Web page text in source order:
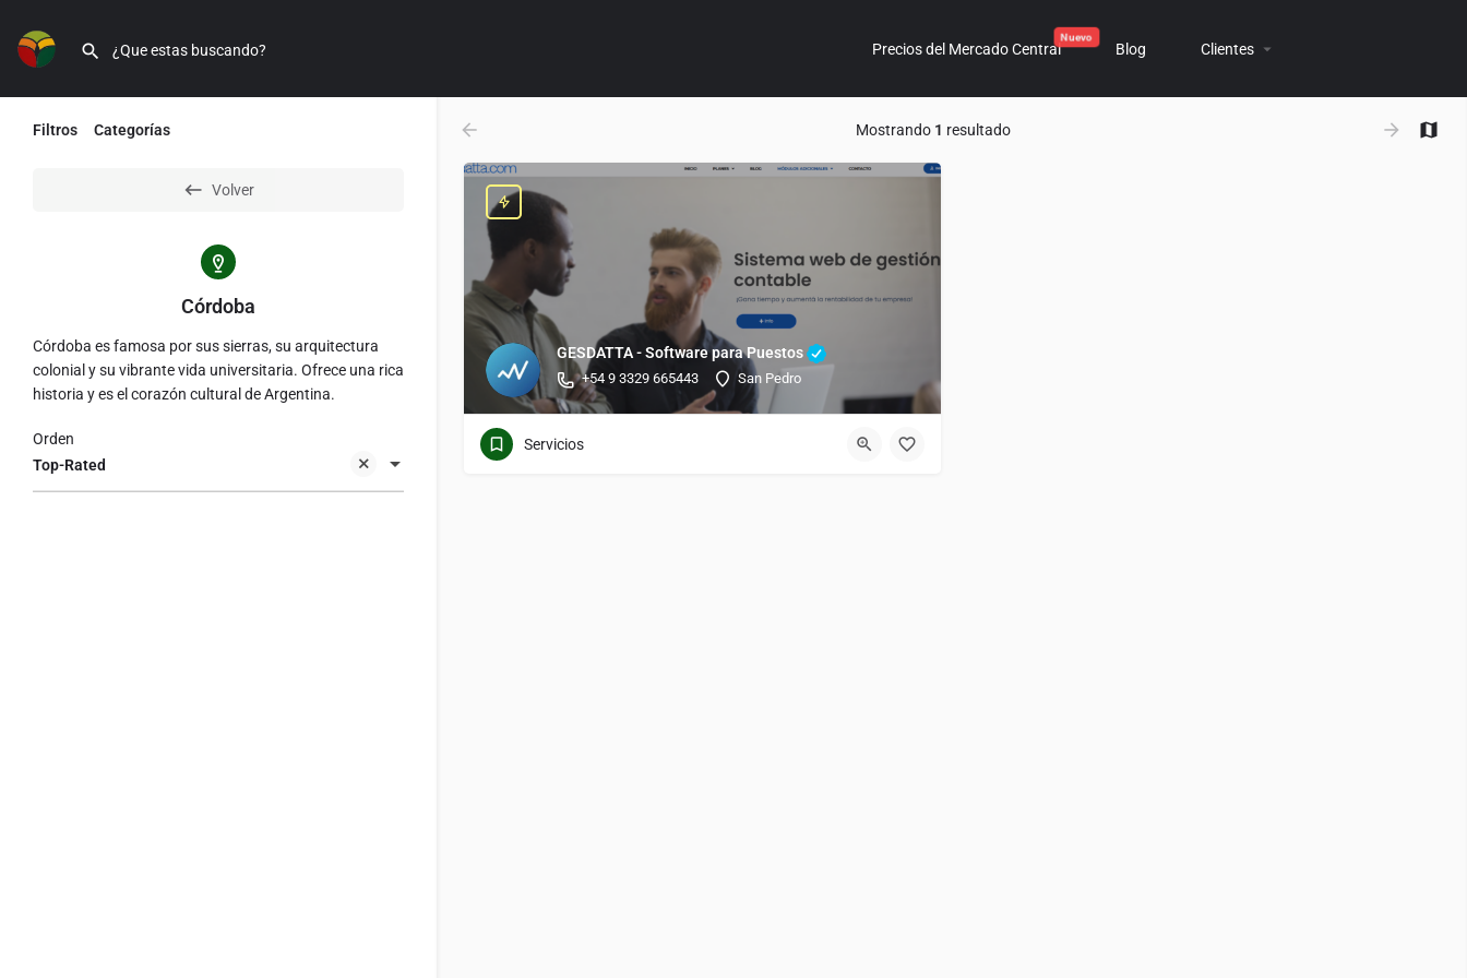
Precios del Mercado Central Blog Clientes
Filtros Categorías
Volver
Córdoba
Córdoba es famosa por sus sierras, su arquitectura
colonial y su vibrante vida universitaria. Ofrece una rica
historia y es el corazón cultural de Argentina.
Top-Rated
Orden
Mostrando 1 resultado
GESDATTA - Software para Puestos
+54 9 3329 665443 San Pedro
Servicios
+